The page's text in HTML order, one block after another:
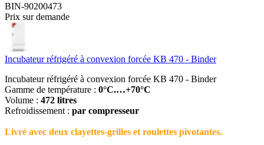
BIN-90200473
Prix sur demande
Incubateur réfrigéré à convexion forcée KB 470 - Binder
Incubateur réfrigéré à convexion forcée KB 470 - Binder
Gamme de température : 0°C.…+70°C
Volume : 472 litres
Refroidissement : par compresseur
Livré avec deux clayettes-grilles et roulettes pivotantes.